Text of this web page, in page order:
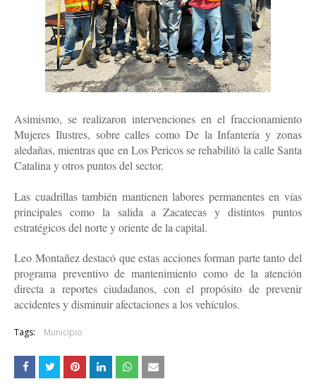
Asimismo, se realizaron intervenciones en el fraccionamiento
Mujeres Ilustres, sobre calles como De la Infantería y zonas
aledañas, mientras que en Los Pericos se rehabilitó la calle Santa
Catalina y otros puntos del sector.
Las cuadrillas también mantienen labores permanentes en vías
principales como la salida a Zacatecas y distintos puntos
estratégicos del norte y oriente de la capital.
Leo Montañez destacó que estas acciones forman parte tanto del
programa preventivo de mantenimiento como de la atención
directa a reportes ciudadanos, con el propósito de prevenir
accidentes y disminuir afectaciones a los vehículos.
Tags: Municipio